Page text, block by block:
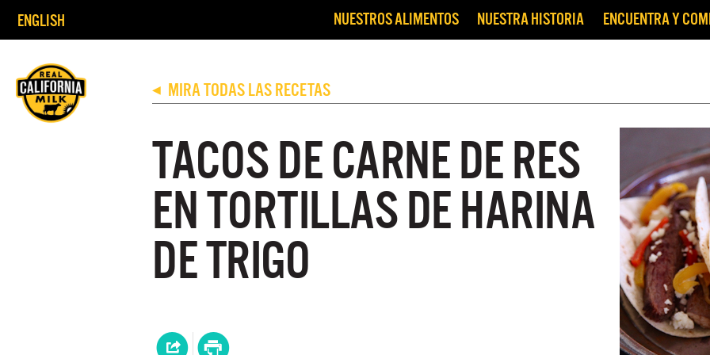
ENGLISH NUESTROS ALIMENTOS NUESTRA HISTORIA ENCUENTRA Y
◀ MIRA TODAS LAS RECETAS
TACOS DE CARNE DE RES
EN TORTILLAS DE HARINA
DE TRIGO